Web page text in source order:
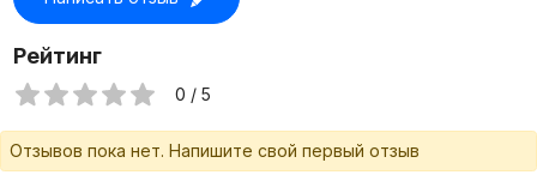
Рейтинг
0 / 5
Отзывов пока нет. Напишите свой первый отзыв